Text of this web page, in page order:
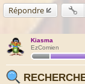
Répondre
Kiasma
EzComien